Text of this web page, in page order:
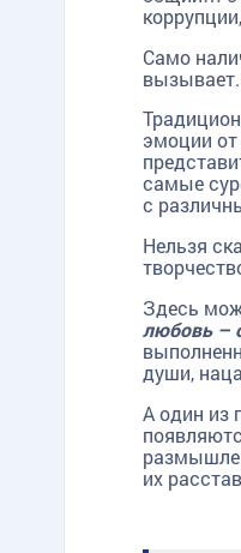
Само
эмоции от
самые
с
Нельзя
Здесь
любовь –
души,
А один из
их